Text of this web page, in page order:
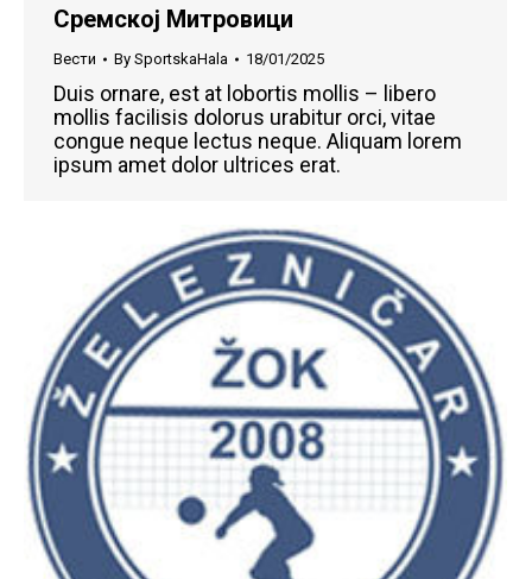
Сремској Митровици
Вести By SportskaHala 18/01/2025
Duis ornare, est at lobortis mollis – libero
mollis facilisis dolorus urabitur orci, vitae
congue neque lectus neque. Aliquam lorem
ipsum amet dolor ultrices erat.